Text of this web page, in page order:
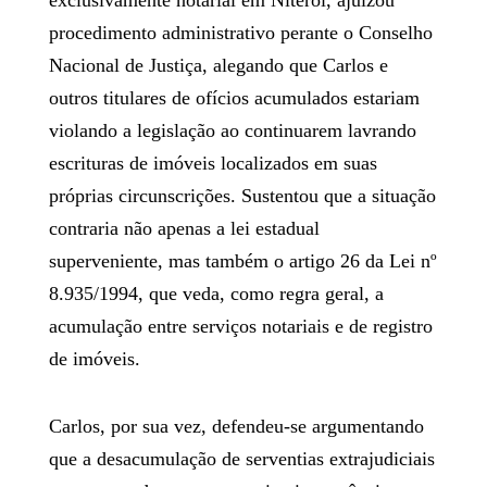
procedimento administrativo perante o Conselho
Nacional de Justiça, alegando que Carlos e
outros titulares de ofícios acumulados estariam
violando a legislação ao continuarem lavrando
escrituras de imóveis localizados em suas
próprias circunscrições. Sustentou que a situação
contraria não apenas a lei estadual
superveniente, mas também o artigo 26 da Lei nº
8.935/1994, que veda, como regra geral, a
acumulação entre serviços notariais e de registro
de imóveis.
Carlos, por sua vez, defendeu-se argumentando
que a desacumulação de serventias extrajudiciais